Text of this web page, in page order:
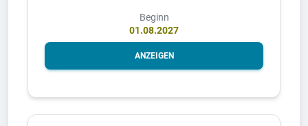
Beginn
01.08.2027
ANZEIGEN